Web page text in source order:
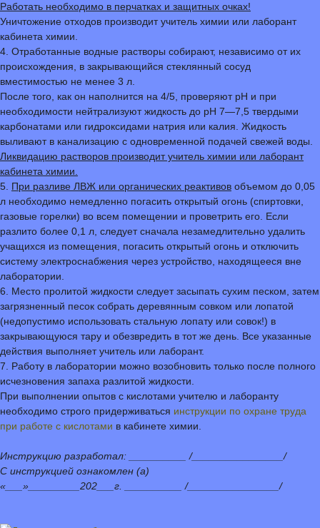
Работать необходимо в перчатках и защитных очках!
Уничтожение отходов производит учитель химии или лаборант
кабинета химии.
4. Отработанные водные растворы собирают, независимо от их
происхождения, в закрывающийся стеклянный сосуд
вместимостью не менее 3 л.
После того, как он наполнится на 4/5, проверяют рН и при
необходимости нейтрализуют жидкость до рН 7—7,5 твердыми
карбонатами или гидроксидами натрия или калия. Жидкость
выливают в канализацию с одновременной подачей свежей воды.
Ликвидацию растворов производит учитель химии или лаборант
кабинета химии.
5. При разливе ЛВЖ или органических реактивов объемом до 0,05
л необходимо немедленно погасить открытый огонь (спиртовки,
газовые горелки) во всем помещении и проветрить его. Если
разлито более 0,1 л, следует сначала незамедлительно удалить
учащихся из помещения, погасить открытый огонь и отключить
систему электроснабжения через устройство, находящееся вне
лаборатории.
6. Место пролитой жидкости следует засыпать сухим песком, затем
загрязненный песок собрать деревянным совком или лопатой
(недопустимо использовать стальную лопату или совок!) в
закрывающуюся тару и обезвредить в тот же день. Все указанные
действия выполняет учитель или лаборант.
7. Работу в лаборатории можно возобновить только после полного
исчезновения запаха разлитой жидкости.
При выполнении опытов с кислотами учителю и лаборанту
необходимо строго придерживаться инструкции по охране труда
при работе с кислотами в кабинете химии.
Инструкцию разработал: __________ /________________/
С инструкцией ознакомлен (а)
«___»_________202___г. __________ /________________/